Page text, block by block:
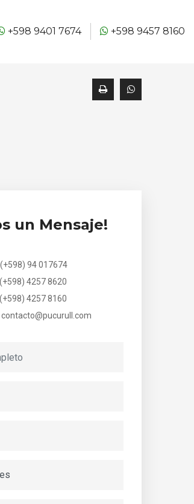
+598 9401 7674 +598 9457 8160
un Mensaje!
(+598) 94 017674
(+598) 4257 8620
(+598) 4257 8160
contacto@pucurull.com